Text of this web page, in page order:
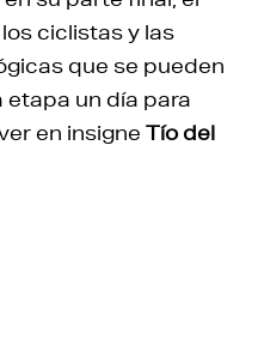
ciclistas y las
que se pueden
etapa un día para
en insigne Tío del